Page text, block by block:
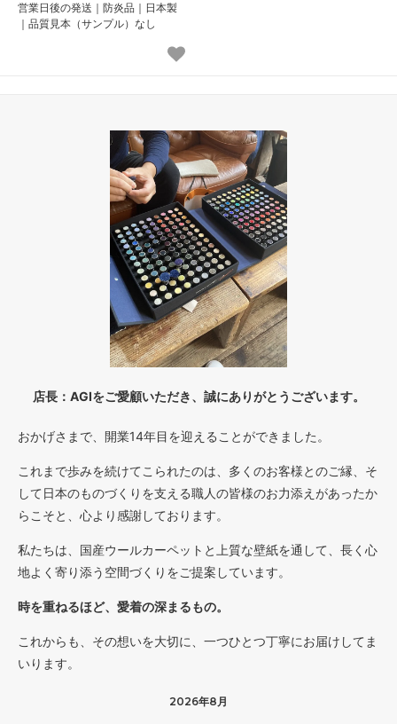
営業日後の発送｜防炎品｜日本製
｜品質見本（サンプル）なし
店長：AGIをご愛顧いただき、誠にありがとうございます。
おかげさまで、開業14年目を迎えることができました。
これまで歩みを続けてこられたのは、多くのお客様とのご縁、そ
して日本のものづくりを支える職人の皆様のお力添えがあったか
らこそと、心より感謝しております。
私たちは、国産ウールカーペットと上質な壁紙を通して、長く心
地よく寄り添う空間づくりをご提案しています。
時を重ねるほど、愛着の深まるもの。
これからも、その想いを大切に、一つひとつ丁寧にお届けしてま
いります。
2026年8月